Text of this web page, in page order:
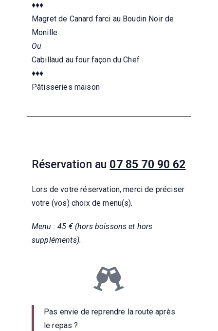
♦♦♦
Magret de Canard farci au Boudin Noir de
Monille
Ou
Cabillaud au four façon du Chef
♦♦♦
Pâtisseries maison
Réservation au 07 85 70 90 62
Lors de votre réservation, merci de préciser
votre (vos) choix de menu(s).
Menu : 45 € (hors boissons et hors
suppléments).
Pas envie de reprendre la route après
le repas ?